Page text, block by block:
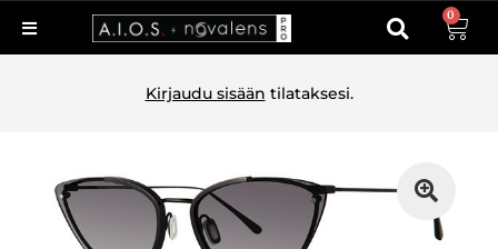
0
Kirjaudu sisään tilataksesi.